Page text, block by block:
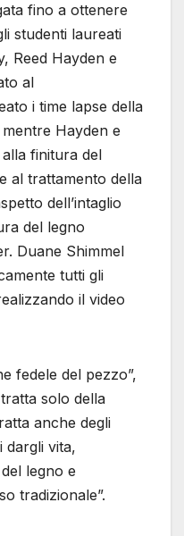
fino a ottenere
studenti laureati
Reed Hayden e
al
i time lapse della
Hayden e
finitura del
al trattamento della
dell’intaglio
del legno
Duane Shimmel
tutti gli
il video
fedele del pezzo”,
solo della
anche degli
dargli vita,
legno e
tradizionale”.